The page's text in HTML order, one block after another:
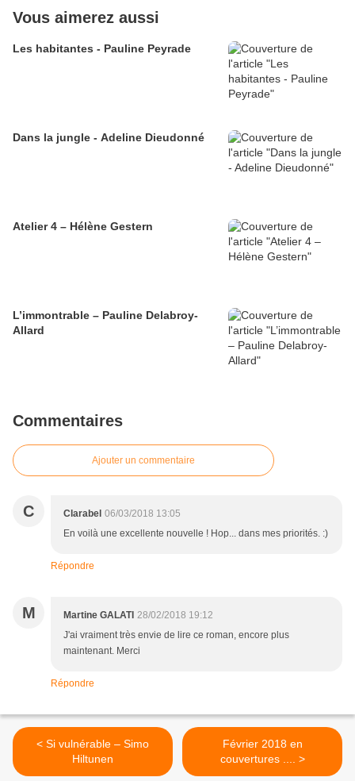
Vous aimerez aussi
Les habitantes - Pauline Peyrade
Dans la jungle - Adeline Dieudonné
Atelier 4 – Hélène Gestern
L’immontrable – Pauline Delabroy-
Allard
Commentaires
Ajouter un commentaire
C Clarabel 06/03/2018 13:05
En voilà une excellente nouvelle ! Hop... dans mes priorités. :)
Répondre
M Martine GALATI 28/02/2018 19:12
J'ai vraiment très envie de lire ce roman, encore plus
maintenant. Merci
Répondre
< Si vulnérable – Simo
Hiltunen
Février 2018 en
couvertures .... >